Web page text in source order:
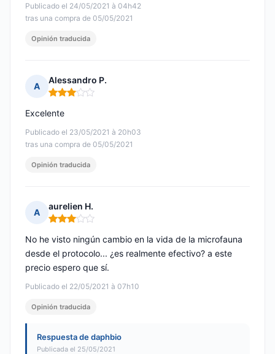
Publicado el 24/05/2021 à 04h42
tras una compra de 05/05/2021
Opinión traducida
A
Alessandro P.
Nota: 3 de 5
Publicado el 23/05/2021 à 20h03
tras una compra de 05/05/2021
Excelente
Opinión traducida
A
aurelien H.
Nota: 3 de 5
Publicado el 22/05/2021 à 07h10
No he visto ningún cambio en la vida de la microfauna
desde el protocolo... ¿es realmente efectivo? a este
precio espero que sí.
Opinión traducida
Respuesta de daphbio
Publicada el 25/05/2021